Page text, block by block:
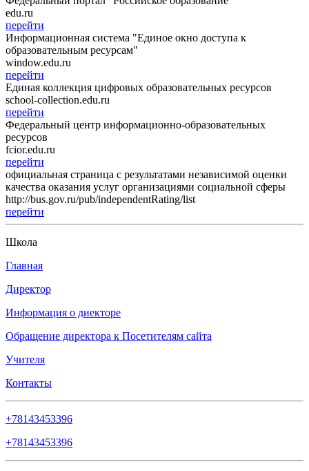
edu.ru
перейти
Информационная система "Единое окно доступа к
образовательным ресурсам"
window.edu.ru
перейти
Единая коллекция цифровых образовательных ресурсов
school-collection.edu.ru
перейти
Федеральный центр информационно-образовательных
ресурсов
fcior.edu.ru
перейти
официальная страница с результатами независимой оценки
качества оказания услуг организациями социальной сферы
http://bus.gov.ru/pub/independentRating/list
перейти
Школа
Главная
Директор
Информация о диекторе
Обращение директора к Посетителям сайта
Учителя
Контакты
+78143453396
+78143453396